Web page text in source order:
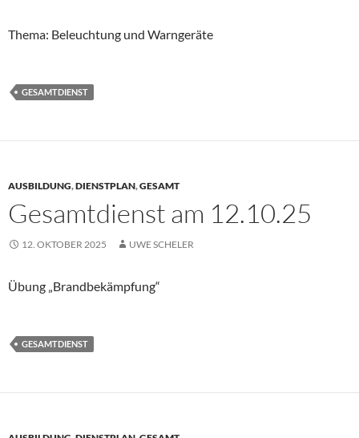
Thema: Beleuchtung und Warngeräte
GESAMTDIENST
AUSBILDUNG,DIENSTPLAN,GESAMT
Gesamtdienst am 12.10.25
12. OKTOBER 2025 UWE SCHELER
Übung „Brandbekämpfung“
GESAMTDIENST